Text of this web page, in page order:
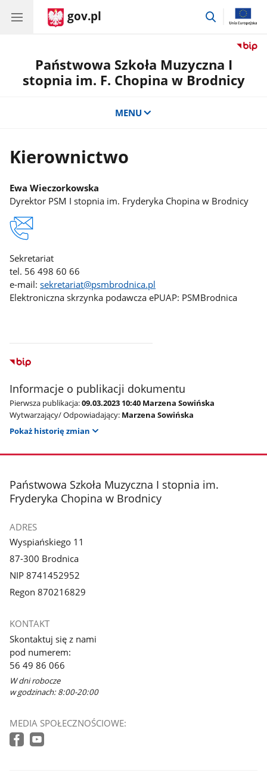
gov.pl
przejdź
Państwowa Szkoła Muzyczna I
stopnia im. F. Chopina w Brodnicy
MENU
Kierownictwo
Ewa Wieczorkowska
Dyrektor PSM I stopnia im. Fryderyka Chopina w Brodnicy
Sekretariat
tel. 56 498 60 66
e-mail:sekretariat@psmbrodnica.pl
Elektroniczna skrzynka podawcza ePUAP: PSMBrodnica
Informacje o publikacji dokumentu
Pierwsza publikacja:09.03.2023 10:40 Marzena Sowińska
Wytwarzający/ Odpowiadający: Marzena Sowińska
Pokaż historię zmian
stopka
Państwowa Szkoła Muzyczna I stopnia im.
Fryderyka Chopina w Brodnicy
ADRES
Wyspiańskiego 11
87-300 Brodnica
NIP 8741452952
Regon 870216829
KONTAKT
Skontaktuj się z nami
pod numerem:
56 49 86 066
W dni robocze
w godzinach: 8:00-20:00
MEDIA SPOŁECZNOŚCIOWE: